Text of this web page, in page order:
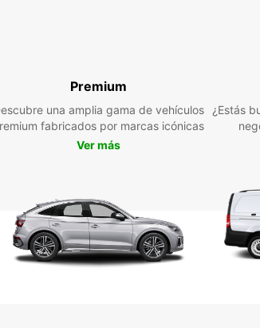
Con un coche de
encantos de
famoso Parque Tivoli,
Sirenita y mucho más.
moverte por la ciudad
Copenhague.
Andersen y vive una
comodidad y calidad
ofrecerte!
Premium
una amplia gama de vehículos
fabricados por marcas icónicas
Ver más
¿Estás